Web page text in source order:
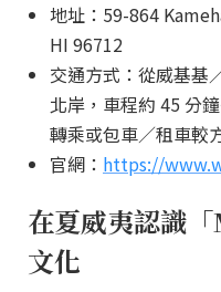
地址：59-864
HI 96712
交通方式：從威基基
北岸，車程約 45 分
轉乘或包車／租車較
官網： https://
在夏威夷認識
文化